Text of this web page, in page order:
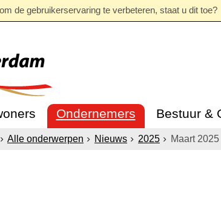
de gebruikerservaring te verbeteren, staat u dit toe?
Ondernemers Bestuur &
Alle onderwerpen Nieuws 2025 Maart 2025